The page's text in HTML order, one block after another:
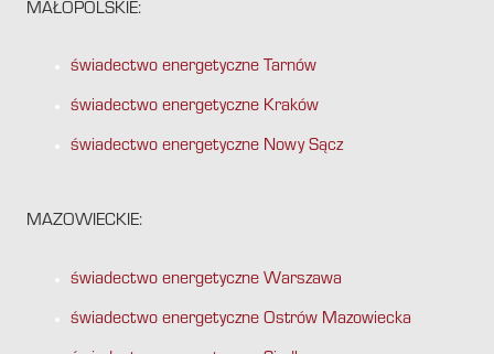
MAŁOPOLSKIE:
świadectwo energetyczne Tarnów
świadectwo energetyczne Kraków
świadectwo energetyczne Nowy Sącz
MAZOWIECKIE:
świadectwo energetyczne Warszawa
świadectwo energetyczne Ostrów Mazowiecka